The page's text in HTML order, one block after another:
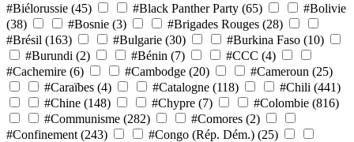
#Biélorussie (45) #Black Panther Party (65)
#Bolivie
(38)
#Bosnie (3) #Brigades Rouges (28)
#Brésil (163) #Bulgarie (30) #Burkina Faso (10)
#Burundi (2) #Bénin (7) #CCC (4)
#Cachemire (6) #Cambodge (20) #Cameroun (25)
#Caraïbes (4) #Catalogne (118) #Chili (441)
#Chine (148) #Chypre (7) #Colombie (816)
#Communisme (282) #Comores (2)
#Confinement (243) #Congo (Rép. Dém.) (25)